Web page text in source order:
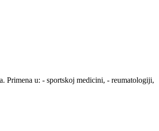
u: - sportskoj medicini, - reumatologiji,